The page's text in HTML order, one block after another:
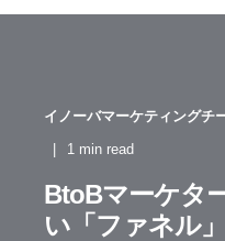
イノーバマーケティングチ
1 min read
BtoBマーケタ
い「ファネル